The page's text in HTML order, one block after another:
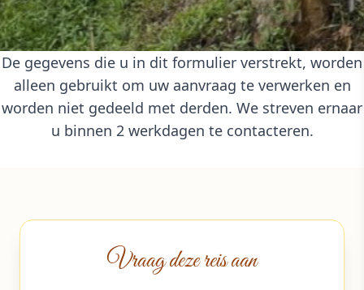
De gegevens die u in dit formulier verstrekt, worden
alleen gebruikt om uw aanvraag te verwerken en
worden niet gedeeld met derden. We streven ernaar
u binnen 2 werkdagen te contacteren.
Vraag deze reis aan